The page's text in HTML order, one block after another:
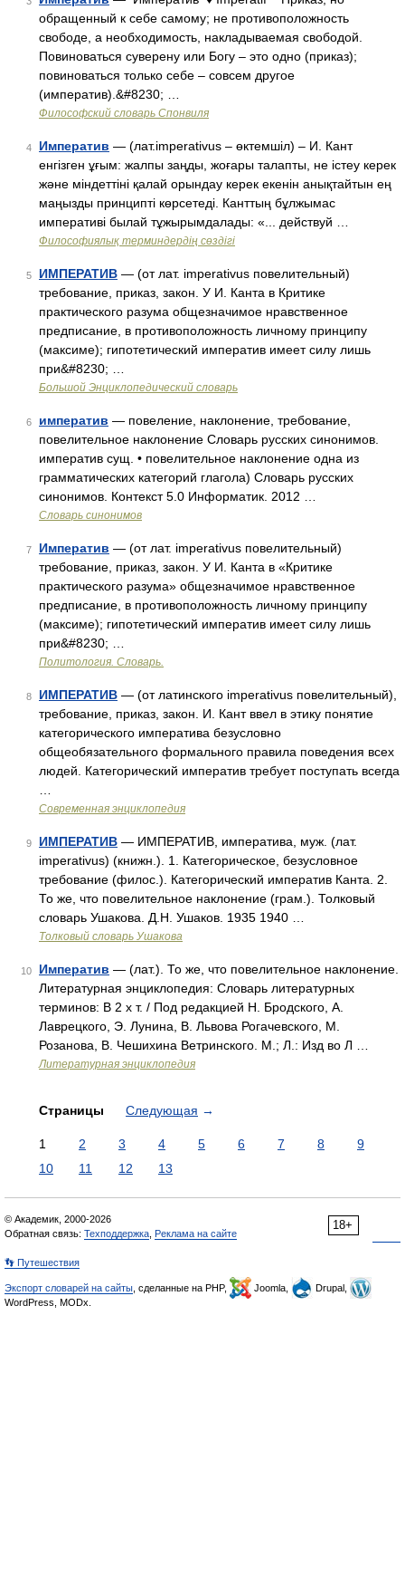
обращенный к себе самому; не противоположность
свободе, а необходимость, накладываемая свободой.
Повиноваться суверену или Богу – это одно (приказ);
повиноваться только себе – совсем другое
(императив).&#8230; …
Философский словарь Спонвиля
4 Императив — (лат.imperativus – өктемшіл) – И. Кант
енгізген ұғым: жалпы заңды, жоғары талапты, не істеу керек
және міндеттіні қалай орындау керек екенін анықтайтын ең
маңызды принципті көрсетеді. Канттың бұлжымас
императиві былай тұжырымдалады: «... действуй …
Философиялық терминдердің сөздігі
5 ИМПЕРАТИВ — (от лат. imperativus повелительный)
требование, приказ, закон. У И. Канта в Критике
практического разума общезначимое нравственное
предписание, в противоположность личному принципу
(максиме); гипотетический императив имеет силу лишь
при&#8230; …
Большой Энциклопедический словарь
6 императив — повеление, наклонение, требование,
повелительное наклонение Словарь русских синонимов.
императив сущ. • повелительное наклонение одна из
грамматических категорий глагола) Словарь русских
синонимов. Контекст 5.0 Информатик. 2012 …
Словарь синонимов
7 Императив — (от лат. imperativus повелительный)
требование, приказ, закон. У И. Канта в «Критике
практического разума» общезначимое нравственное
предписание, в противоположность личному принципу
(максиме); гипотетический императив имеет силу лишь
при&#8230; …
Политология. Словарь.
8 ИМПЕРАТИВ — (от латинского imperativus повелительный),
требование, приказ, закон. И. Кант ввел в этику понятие
категорического императива безусловно
общеобязательного формального правила поведения всех
людей. Категорический императив требует поступать всегда
Современная энциклопедия
9 ИМПЕРАТИВ — ИМПЕРАТИВ, императива, муж. (лат.
imperativus) (книжн.). 1. Категорическое, безусловное
требование (филос.). Категорический императив Канта. 2.
То же, что повелительное наклонение (грам.). Толковый
словарь Ушакова. Д.Н. Ушаков. 1935 1940 …
Толковый словарь Ушакова
10 Императив — (лат.). То же, что повелительное наклонение.
Литературная энциклопедия: Словарь литературных
терминов: В 2 х т. / Под редакцией Н. Бродского, А.
Лаврецкого, Э. Лунина, В. Львова Рогачевского, М.
Розанова, В. Чешихина Ветринского. М.; Л.: Изд во Л …
Литературная энциклопедия
Страницы Следующая →
1 2 3 4 5 6 7 8
9
10
11 12 13
18+
© Академик, 2000-2026
Обратная связь: Техподдержка Реклама на сайте
👣 Путешествия
Экспорт словарей на сайты , сделанные на PHP, Joomla,
Drupal,
WordPress, MODx.